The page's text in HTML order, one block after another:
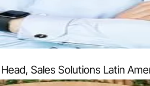
Head, Sales Solutions Latin